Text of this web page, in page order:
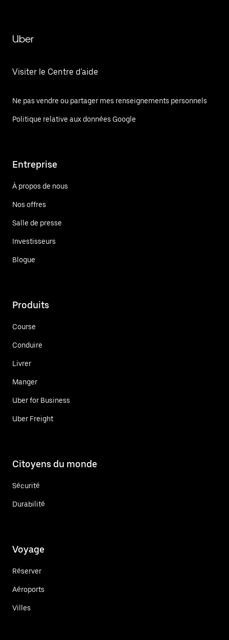
Uber
Visiter le Centre d'aide
Ne pas vendre ou partager mes renseignements personnels
Politique relative aux données Google
Entreprise
À propos de nous
Nos offres
Salle de presse
Investisseurs
Blogue
Produits
Course
Conduire
Livrer
Manger
Uber for Business
Uber Freight
Citoyens du monde
Sécurité
Durabilité
Voyage
Réserver
Aéroports
Villes